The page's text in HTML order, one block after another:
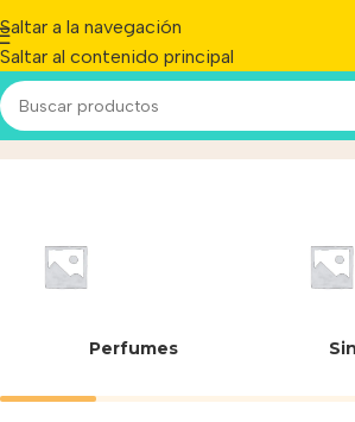
Saltar a la navegación
Saltar al contenido principal
7613287613189Inicio/
Perfumes